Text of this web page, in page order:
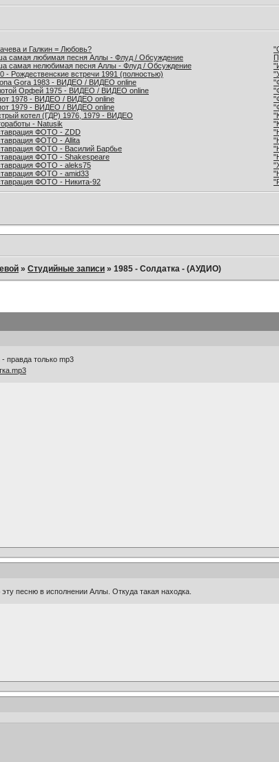
и Галкин = Любовь?
самая любимая песня Аллы - Флуд / Обсуждение
самая нелюбимая песня Аллы - Флуд / Обсуждение
- Рождественские встречи 1991 (полностью)
Gora 1983 - ВИДЕО / ВИДЕО online
Орфей 1975 - ВИДЕО / ВИДЕО online
1978 - ВИДЕО / ВИДЕО online
1979 - ВИДЕО / ВИДЕО online
котел (ГДР) 1976, 1979 - ВИДЕО
- Natusik
ФОТО - ZDD
ФОТО - Allita
ФОТО - Василий Барбье
ФОТО - Shakespeare
ФОТО - aleks75
ФОТО - amid33
ФОТО - Никита-92
»Студийные записи »1985 - Солдатка - (АУДИО)
правда только mp3
в исполнении Аллы. Откуда такая находка.